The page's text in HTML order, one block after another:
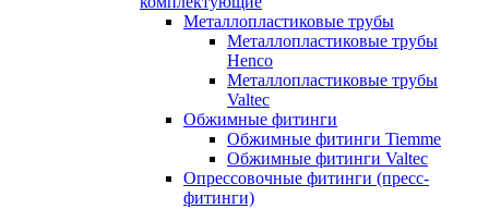
Металлопластиковые трубы
Металлопластиковые трубы
Henco
Металлопластиковые трубы
Valtec
Обжимные фитинги
Обжимные фитинги Tiemme
Обжимные фитинги Valtec
Опрессовочные фитинги (пресс-
фитинги)